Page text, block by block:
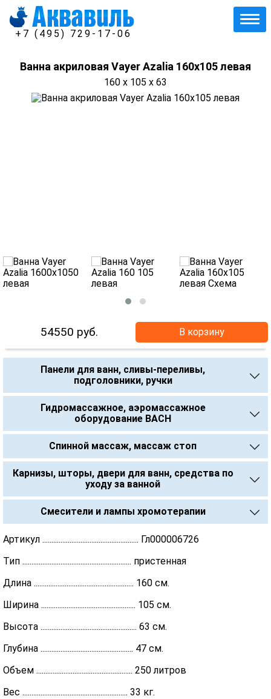
+7 (495) 729-17-06
Ванна акриловая Vayer Azalia 160x105 левая
160 x 105 x 63
54550 руб. В корзину
Панели для ванн, сливы-переливы,
подголовники, ручки
Гидромассажное, аэромассажное
оборудование BACH
Спинной массаж, массаж стоп
Карнизы, шторы, двери для ванн, средства по
уходу за ванной
Смесители и лампы хромотерапии
Артикул ..................................................... Гл000006726
Тип ............................................................ пристенная
Длина ....................................................... 160 см.
Ширина .................................................... 105 см.
Высота ..................................................... 63 см.
Глубина ................................................... 47 см.
Объем ..................................................... 250 литров
Вес .......................................................... 33 кг.